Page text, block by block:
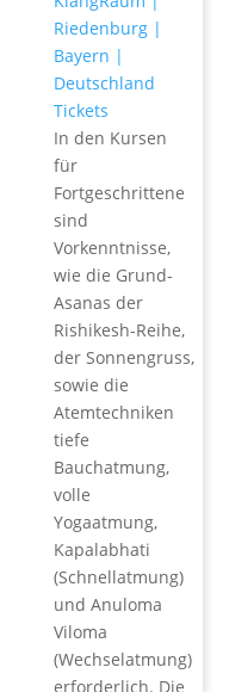
Tickets
In den Kursen
für
Fortgeschrittene
sind
Vorkenntnisse,
wie die Grund-
Asanas der
Rishikesh-Reihe,
der Sonnengruss,
sowie die
Atemtechniken
tiefe
Bauchatmung,
volle
Yogaatmung,
Kapalabhati
(Schnellatmung)
und Anuloma
Viloma
(Wechselatmung)
erforderlich. Die